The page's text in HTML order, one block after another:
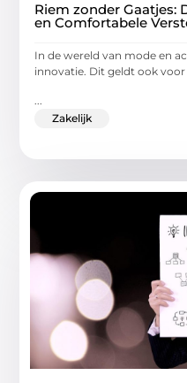
Riem zonder Gaatjes:
en Comfortabele
In de wereld van mode en
innovatie. Dit geldt ook voor
Zakelijk